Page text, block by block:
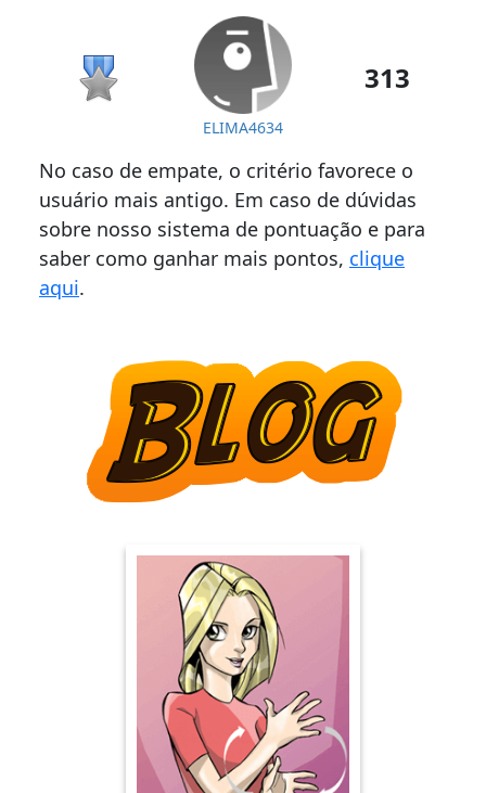
ELIMA4634
313
No caso de empate, o critério favorece o
usuário mais antigo. Em caso de dúvidas
sobre nosso sistema de pontuação e para
saber como ganhar mais pontos, clique
aqui.